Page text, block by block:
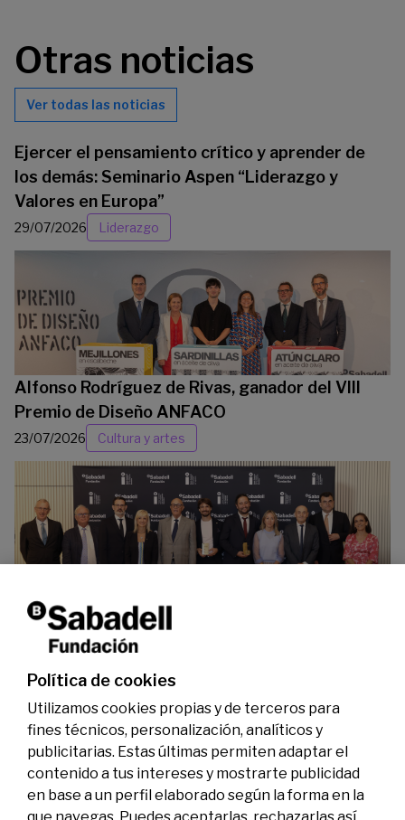
Otras noticias
Ver todas las noticias
Ejercer el pensamiento crítico y aprender de
los demás: Seminario Aspen “Liderazgo y
Valores en Europa”
29/07/2026 Liderazgo
Alfonso Rodríguez de Rivas, ganador del VIII
Premio de Diseño ANFACO
23/07/2026 Cultura y artes
La Fundación Banco Sabadell reconoce a dos
investigadores en los ámbitos de la edición del
genoma y la energía limpia
07/07/2026 Premios
Política de cookies
Utilizamos cookies propias y de terceros para
fines técnicos, personalización, analíticos y
publicitarias. Estas últimas permiten adaptar el
contenido a tus intereses y mostrarte publicidad
en base a un perfil elaborado según la forma en la